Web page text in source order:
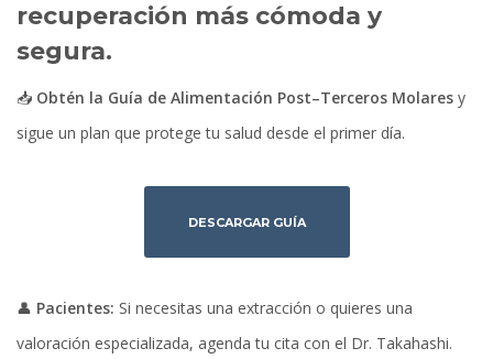
recuperación más cómoda y
segura.
📥 Obtén la Guía de Alimentación Post–Terceros Molares y
sigue un plan que protege tu salud desde el primer día.
DESCARGAR GUÍA
👤 Pacientes: Si necesitas una extracción o quieres una
valoración especializada, agenda tu cita con el Dr. Takahashi.